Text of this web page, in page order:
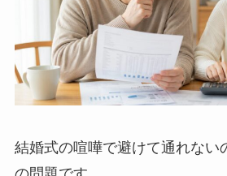
結婚式の喧嘩で避けて通れない